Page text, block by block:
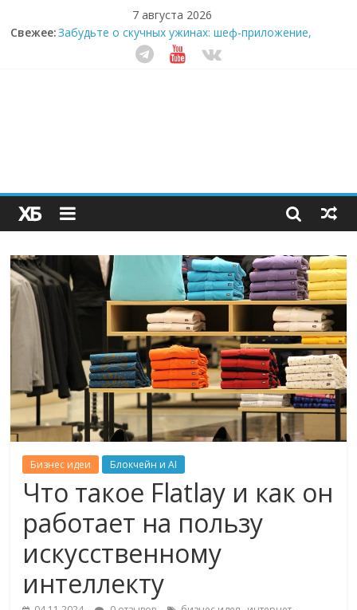
7 августа 2026
Свежее:Забудьте о скучных ужинах: шеф-приложение,
которое видит вашу еду насквозь
Небо зовёт: как бизнес на полётах дронов и
Секрет супергидратации: почему кокосовая вода с
пребиотиками становится главным трендом
здорового питания
Бизнес идеи Блокчейн и AI
Что такое Flatlay и как он
работает на пользу
искусственному
интеллекту